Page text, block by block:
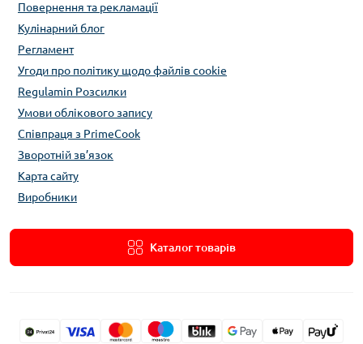
Повернення та рекламації
Кулінарний блог
Регламент
Угоди про політику щодо файлів cookie
Regulamin Розсилки
Умови облікового запису
Співпраця з PrimeCook
Зворотній зв’язок
Карта сайту
Виробники
Каталог товарів